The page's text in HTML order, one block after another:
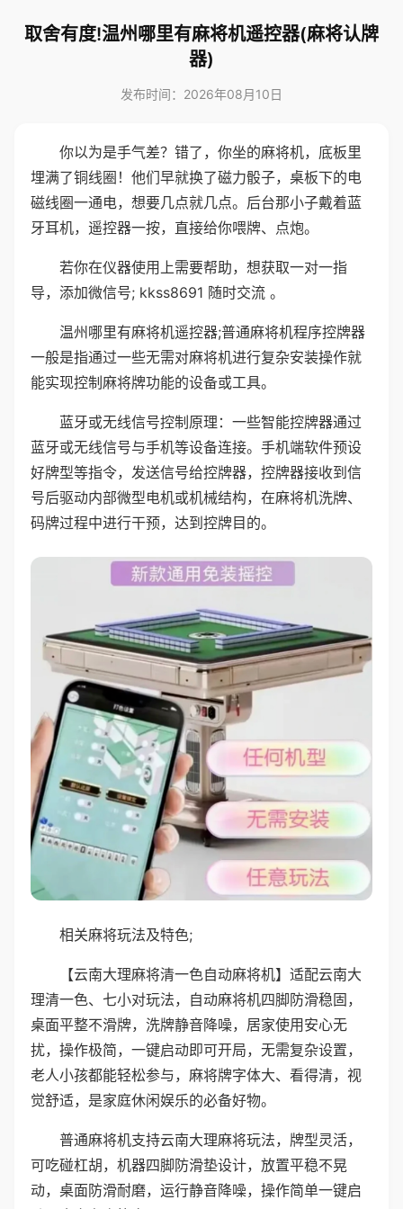
取舍有度!温州哪里有麻将机遥控器(麻将认牌
器)
发布时间：2026年08月10日
你以为是手气差？错了，你坐的麻将机，底板里
埋满了铜线圈！他们早就换了磁力骰子，桌板下的电
磁线圈一通电，想要几点就几点。后台那小子戴着蓝
牙耳机，遥控器一按，直接给你喂牌、点炮。
若你在仪器使用上需要帮助，想获取一对一指
导，添加微信号; kkss8691 随时交流 。
温州哪里有麻将机遥控器;普通麻将机程序控牌器
一般是指通过一些无需对麻将机进行复杂安装操作就
能实现控制麻将牌功能的设备或工具。
蓝牙或无线信号控制原理：一些智能控牌器通过
蓝牙或无线信号与手机等设备连接。手机端软件预设
好牌型等指令，发送信号给控牌器，控牌器接收到信
号后驱动内部微型电机或机械结构，在麻将机洗牌、
码牌过程中进行干预，达到控牌目的。
相关麻将玩法及特色;
【云南大理麻将清一色自动麻将机】适配云南大
理清一色、七小对玩法，自动麻将机四脚防滑稳固，
桌面平整不滑牌，洗牌静音降噪，居家使用安心无
扰，操作极简，一键启动即可开局，无需复杂设置，
老人小孩都能轻松参与，麻将牌字体大、看得清，视
觉舒适，是家庭休闲娱乐的必备好物。
普通麻将机支持云南大理麻将玩法，牌型灵活，
可吃碰杠胡，机器四脚防滑垫设计，放置平稳不晃
动，桌面防滑耐磨，运行静音降噪，操作简单一键启